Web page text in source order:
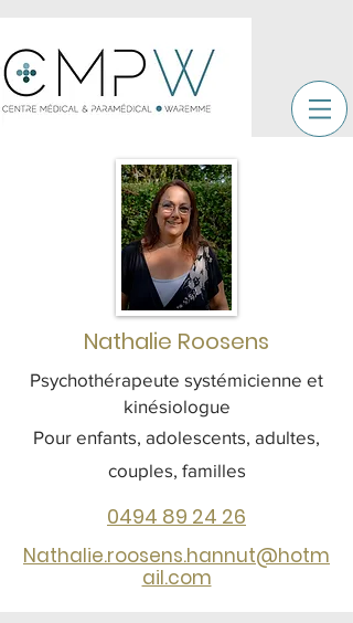
Nathalie Roosens
Psychothérapeute systémicienne et
kinésiologue
Pour enfants, adolescents, adultes,
couples, familles
0494 89 24 26
Nathalie.roosens.hannut@hotm
ail.com